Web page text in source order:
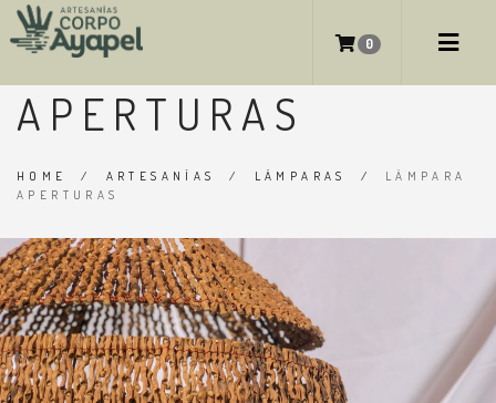
0
LÁMPARA
APERTURAS
HOME / ARTESANÍAS / LÁMPARAS / LÁMPARA
APERTURAS